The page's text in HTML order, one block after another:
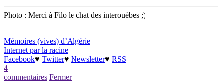
Photo : Merci à Filo le chat des interouèbes ;)
Mémoires (vives) d’Algérie
Internet par la racine
Facebook♥ Twitter♥ Newsletter♥ RSS
4
commentaires Fermer